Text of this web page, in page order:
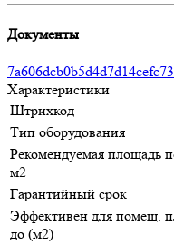
Документы
Характеристики
Штрихкод
Тип оборудования
Рекомендуемая площадь
м2
Гарантийный срок
Эффективен для помещ.
до (м2)